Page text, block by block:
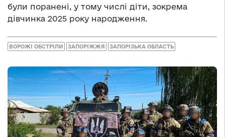
були поранені, у тому числі діти, зокрема
дівчинка 2025 року народження.
ВОРОЖІ ОБСТРІЛИ ЗАПОРІЖЖЯ ЗАПОРІЗЬКА ОБЛАСТЬ